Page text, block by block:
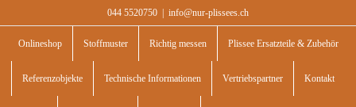
to
content
044 5520750 info@nur-plissees.ch
Onlineshop Stoffmuster Richtig messen Plissee Ersatzteile & Zubehör
Referenzobjekte Technische Informationen Vertriebspartner Kontakt